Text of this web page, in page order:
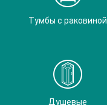
Тумбы с раковиной
Душевые